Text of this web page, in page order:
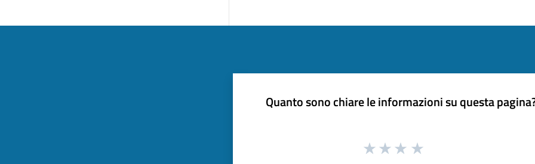
Quanto sono chiare le informazioni su questa